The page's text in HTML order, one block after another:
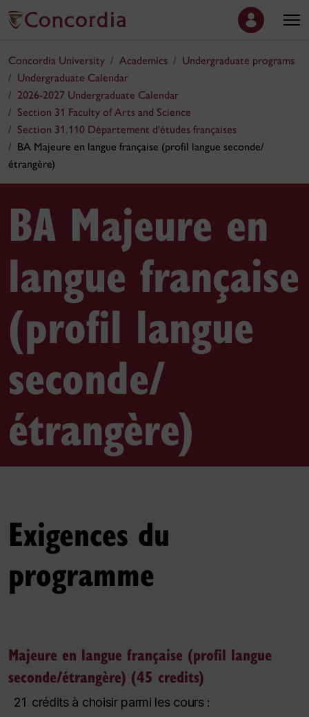
Concordia University Academics
Undergraduate programs
Undergraduate Calendar
2026-2027 Undergraduate Calendar
Section 31 Faculty of Arts and Science
Section 31.110 Département d'études françaises
BA Majeure en langue française (profil langue seconde/
étrangère)
BA Majeure en
langue française
(profil langue
seconde/
étrangère)
Exigences du
programme
Majeure en langue française (profil langue
seconde/étrangère) (45 credits)
21 crédits à choisir parmi les cours :